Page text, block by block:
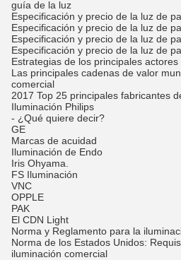
guía de la luz
Especificación y precio de la luz de
Especificación y precio de la luz de
Especificación y precio de la luz de
Especificación y precio de la luz de
Estrategias de los principales actores
Las principales cadenas de valor
comercial
2017 Top 25 principales fabricantes
Iluminación Philips
- ¿Qué quiere decir?
GE
Marcas de acuidad
Iluminación de Endo
Iris Ohyama.
FS Iluminación
VNC
OPPLE
PAK
El CDN Light
Norma y Reglamento para la
Norma de los Estados Unidos:
iluminación comercial